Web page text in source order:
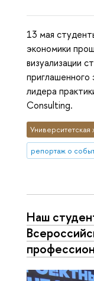
13 мая
экономики
визуализации
приглашенного
лидера
Consulting.
Университетская
репортаж о
Наш